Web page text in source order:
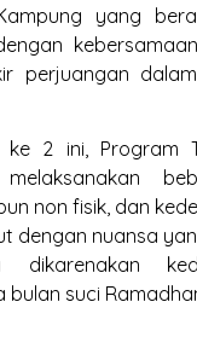
yang
perjuangan
ke 2 ini, Program
non fisik, dan
dengan nuansa
dikarenakan
suci